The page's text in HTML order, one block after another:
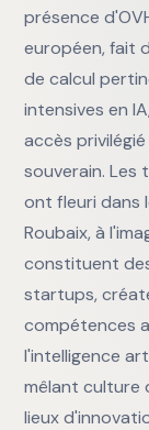
présence
européen, fait
de calcul
intensives en
accès
souverain. Les
ont fleuri dans
Roubaix, à
constituent
startups,
compétences
l'intelligence
mêlant culture
lieux